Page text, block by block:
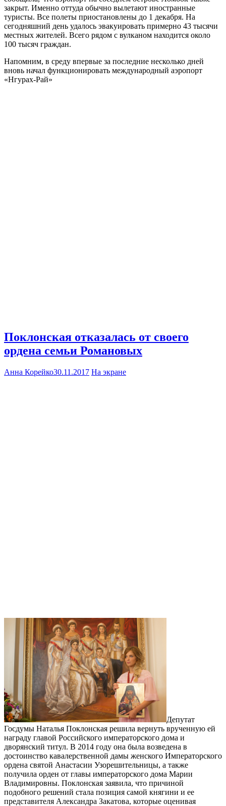
закрыт. Именно оттуда обычно вылетают иностранные
туристы. Все полеты приостановлены до 1 декабря. На
сегодняшний день удалось эвакуировать примерно 43 тысячи
местных жителей. Всего рядом с вулканом находится около
100 тысяч граждан.
Напомним, в среду впервые за последние несколько дней
вновь начал функционировать международный аэропорт
«Нгурах-Рай»
Поклонская отказалась от своего
ордена семьи Романовых
Анна Корейко30.11.2017 На экране
Депутат
Госдумы Наталья Поклонская решила вернуть врученную ей
награду главой Российского императорского дома и
дворянский титул. В 2014 году она была возведена в
достоинство кавалерственной дамы женского Императорского
ордена святой Анастасии Узорешительницы, а также
получила орден от главы императорского дома Марии
Владимировны. Поклонская заявила, что причиной
подобного решений стала позиция самой княгини и ее
представителя Александра Закатова, которые оценивая